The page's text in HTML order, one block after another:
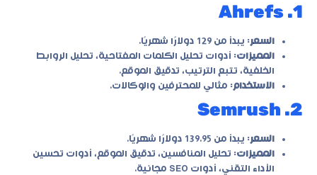
1. Ahrefs
السعر: يبدأ من 129 دولارًا شهريًا.
المميزات: أدوات تحليل الكلمات المفتاحية، تحليل الروابط
الخلفية، تتبع الترتيب، تدقيق الموقع.
الاستخدام: مثالي للمحترفين والوكالات.
2. Semrush
السعر: يبدأ من 139.95 دولارًا شهريًا.
المميزات: تحليل المنافسين، تدقيق الموقع، أدوات تحسين
الأداء التقني، أدوات SEO مجانية.